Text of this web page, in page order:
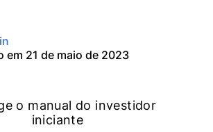
em 21 de maio de 2023